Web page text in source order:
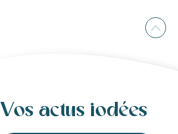
Vos actus iodées